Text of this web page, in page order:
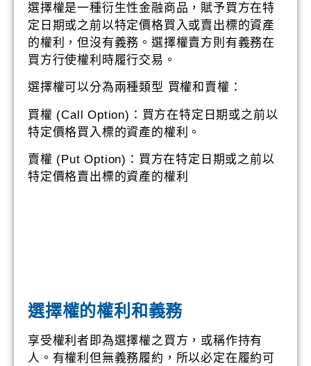
選擇權是一種衍生性金融商品，賦予買方在特
定日期或之前以特定價格買入或賣出標的資產
的權利，但沒有義務。選擇權賣方則有義務在
買方行使權利時履行交易。
選擇權可以分為兩種類型 買權和賣權：
買權 (Call Option)：買方在特定日期或之前以
特定價格買入標的資產的權利。
賣權 (Put Option)：買方在特定日期或之前以
特定價格賣出標的資產的權利
選擇權的權利和義務
享受權利者即為選擇權之買方，或稱作持有
人。有權利但無義務履約，所以必定在履約可